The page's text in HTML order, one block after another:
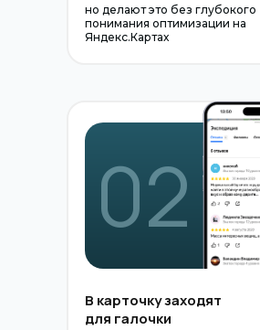
но делают это без глубокого
понимания оптимизации на
Яндекс.Картах
02
В карточку заходят
для галочки